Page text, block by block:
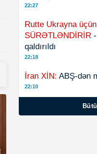
22:27
Rutte Ukrayna üçün
SÜRƏTLƏNDİRİR
qaldırıldı
22:18
İran XİN: ABŞ-dən
22:10